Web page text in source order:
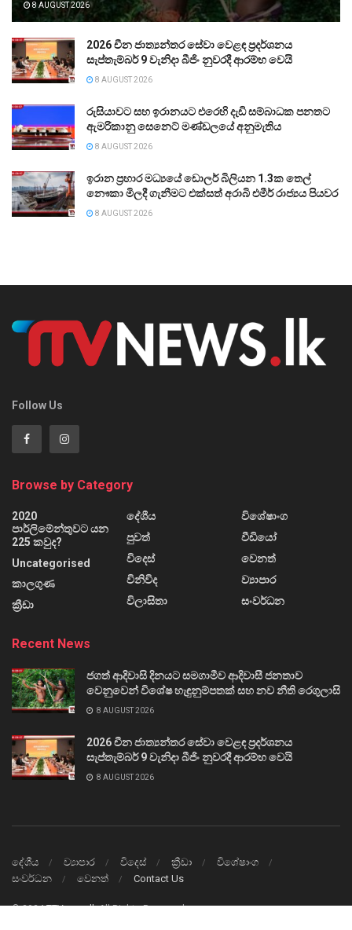
8 AUGUST 2026
2026 චීන ජාත්‍යන්තර සේවා වෙළඳ ප්‍රදර්ශනය
සැප්තැම්බර් 9 වැනිදා බීජිං නුවරදී ආරම්භ වෙයි
8 AUGUST 2026
රුසියාවට සහ ඉරානයට එරෙහි දැඩි සම්බාධක පනතට
ඇමරිකානු සෙනෙට් මණ්ඩලයේ අනුමැතිය
8 AUGUST 2026
ඉරාන ප්‍රහාර මධ්‍යයේ ඩොලර් බිලියන 1.3ක තෙල්
නෞකා මිලදී ගැනීමට එක්සත් අරාබි එමීර් රාජ්‍යය පියවර
8 AUGUST 2026
Follow Us
Browse by Category
2020
පාර්ලිමේන්තුවට යන
225 කවුද?
Uncategorised
කාලගුණ
ක්‍රීඩා
දේශීය
පුවත්
විදෙස්
විනිවිද
විලාසිතා
විශේෂාංග
වීඩියෝ
වෙනත්
ව්‍යාපාර
සංවර්ධන
Recent News
ජගත් ආදිවාසි දිනයට සමගාමීව ආදිවාසී ජනතාව
වෙනුවෙන් විශේෂ හැඳුනුම්පතක් සහ නව නීති රෙගුලාසි
8 AUGUST 2026
2026 චීන ජාත්‍යන්තර සේවා වෙළඳ ප්‍රදර්ශනය
සැප්තැම්බර් 9 වැනිදා බීජිං නුවරදී ආරම්භ වෙයි
8 AUGUST 2026
දේශීය ව්‍යාපාර විදෙස් ක්‍රීඩා
විශේෂාංග
සංවර්ධන
වෙනත් Contact Us
© 2024TTVnews.lkAll Rights Reserved